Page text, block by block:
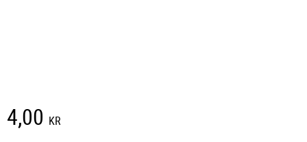
4,00 KR